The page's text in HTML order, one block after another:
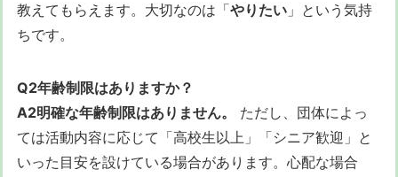
教えてもらえます。大切なのは「やりたい 」という気持
ちです。
Q2年齢制限はありますか？
A2明確な年齢制限はありません。
ただし、団体によっ
ては活動内容に応じて「高校生以上」「シニア歓迎」と
いった目安を設けている場合があります。心配な場合